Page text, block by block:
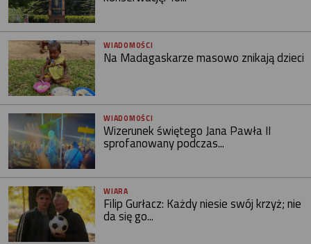
WIADOMOŚCI
Na Madagaskarze masowo znikają dzieci
WIADOMOŚCI
Wizerunek świętego Jana Pawła II
sprofanowany podczas...
WIARA
Filip Gurłacz: Każdy niesie swój krzyż; nie
da się go...